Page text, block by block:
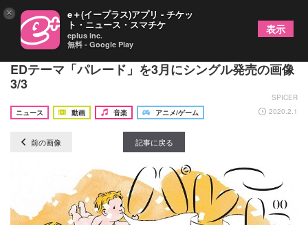
石崎ひゅーい アニメ『歌舞伎町シャーロック』
EDテーマ「パレード」を3月にシングル発売の画像
3/3
SPICER
ニュース
動画 音楽 アニメ/ゲーム 2020.2.1
前の画像 記事に戻る
× e＋(イープラス)アプリ - チケッ
ト・ニュース・スマチケ
eplus inc.
無料 - Google Play
表示